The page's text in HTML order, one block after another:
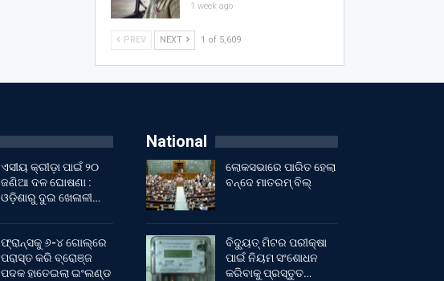
1 week ago
PREV NEXT 1 of 5,609
ଏସୀୟ କ୍ରୀଡ଼ା ପାଇଁ ୨୦
ଜଣିଆ ଦଳ ଘୋଷଣା :
ଓଡ଼ିଶାରୁ ଦୁଇ ଖେଳାଳୀ…
ଫ୍ରାନ୍ସକୁ ୬-୪ ଗୋଲ୍‌ରେ
ପରାସ୍ତ କରି ବ୍ରୋଞ୍ଜ
ପଦକ ହାତେଇଲା ଇଂଲଣ୍ଡ
National
ଲୋକସଭାରେ ପାରିତ ହେଲା
ବନ୍ଦେ ମାତରମ୍‌ ବିଲ୍‌
ବିଦ୍ୟୁତ୍ ମିଟର ପରୀକ୍ଷା
ପାଇଁ ନିୟମ ସଂଶୋଧନ
କରିବାକୁ ପ୍ରସ୍ତୁତ…